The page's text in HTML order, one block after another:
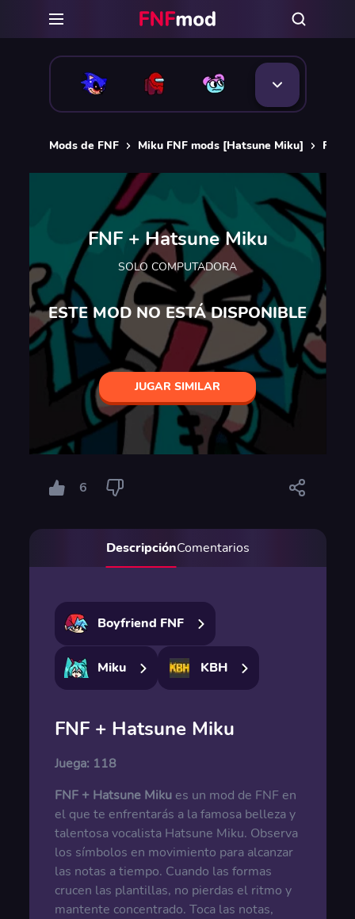
Mods de FNF Miku FNF mods [Hatsune Miku] FNF
FNF + Hatsune Miku
SOLO COMPUTADORA
ESTE MOD NO ESTÁ DISPONIBLE
JUGAR SIMILAR
6
DescripciónComentarios
Boyfriend FNF
Miku KBH
FNF + Hatsune Miku
Juega: 118
FNF + Hatsune Mikues un mod de FNF en
el que te enfrentarás a la famosa belleza y
talentosa vocalista Hatsune Miku. Observa
los símbolos en movimiento para alcanzar
las notas a tiempo. Cuando las formas
crucen las plantillas, no pierdas el ritmo y
mantente concentrado. Toca las notas,